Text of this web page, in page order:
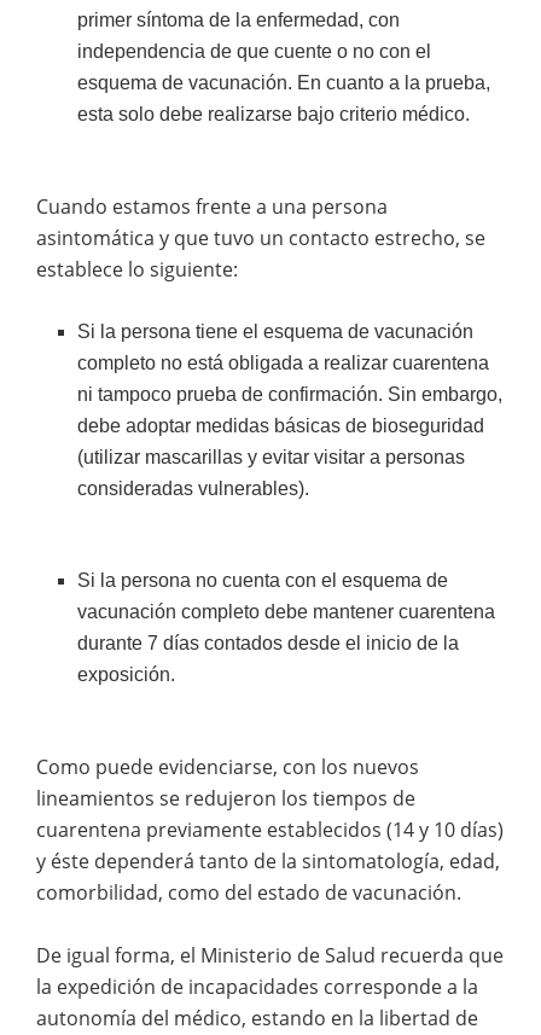
primer síntoma de la enfermedad, con
independencia de que cuente o no con el
esquema de vacunación. En cuanto a la prueba,
esta solo debe realizarse bajo criterio médico.
Cuando estamos frente a una persona
asintomática y que tuvo un contacto estrecho, se
establece lo siguiente:
Si la persona tiene el esquema de vacunación
completo no está obligada a realizar cuarentena
ni tampoco prueba de confirmación. Sin embargo,
debe adoptar medidas básicas de bioseguridad
(utilizar mascarillas y evitar visitar a personas
consideradas vulnerables).
Si la persona no cuenta con el esquema de
vacunación completo debe mantener cuarentena
durante 7 días contados desde el inicio de la
exposición.
Como puede evidenciarse, con los nuevos
lineamientos se redujeron los tiempos de
cuarentena previamente establecidos (14 y 10 días)
y éste dependerá tanto de la sintomatología, edad,
comorbilidad, como del estado de vacunación.
De igual forma, el Ministerio de Salud recuerda que
la expedición de incapacidades corresponde a la
autonomía del médico, estando en la libertad de